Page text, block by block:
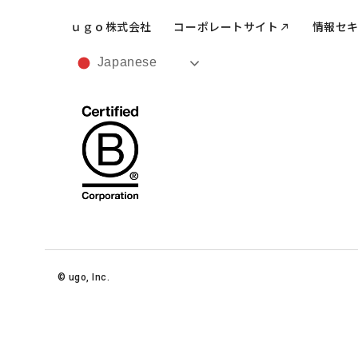
ｕｇｏ株式会社 コーポレートサイト 情報セ
Japanese
©︎ ugo, Inc.